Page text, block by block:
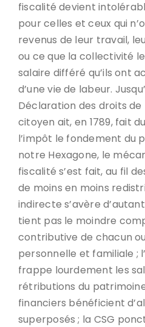
fiscalité devient
pour celles et ceux qui
revenus de leur travail,
ou ce que la collectivité
salaire différé qu’ils ont
d’une vie de labeur.
Déclaration des droits de
citoyen ait, en 1789, fait
l’impôt le fondement du
notre Hexagone, le
fiscalité s’est fait, au fil
de moins en moins
indirecte s’avère
tient pas le moindre
contributive de chacun
personnelle et familiale ;
frappe lourdement les
rétributions du
financiers bénéficient
superposés ; la CSG